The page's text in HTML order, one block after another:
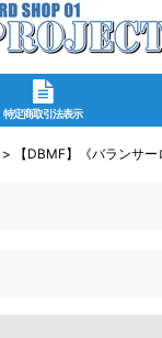
特定商取引法表示
> 【DBMF】《バランサー